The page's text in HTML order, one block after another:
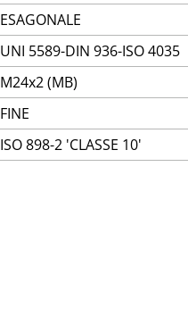
ESAGONALE
UNI 5589-DIN 936-ISO 4035
M24x2 (MB)
FINE
ISO 898-2 'CLASSE 10'